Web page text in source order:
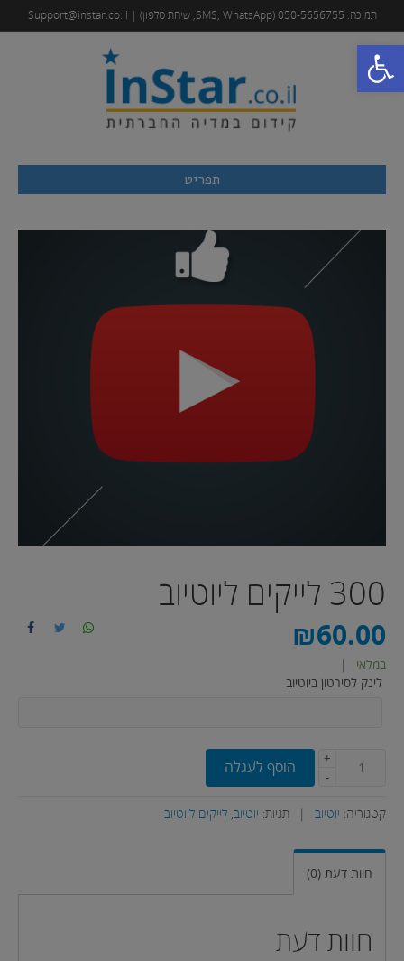
פתח סרגל נגישות
תמיכה: 050-5656755 (SMS, WhatsApp, שיחת טלפון) | Support@instar.co.il
תפריט
300 לייקים ליוטיוב
₪60.00
במלאי
לינק לסירטון ביוטיוב
+
-
הוסף לעגלה
קטגוריה: יוטיוב תגיות: יוטיוב, לייקים ליוטיוב
חוות דעת (0)
חוות דעת